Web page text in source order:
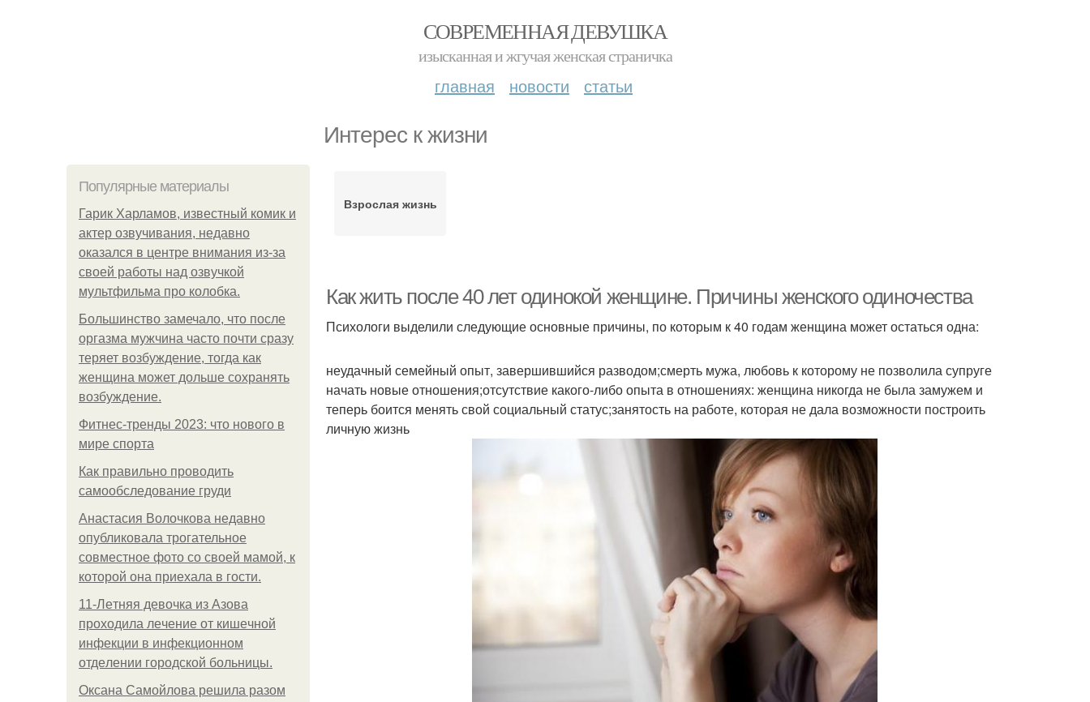
СОВРЕМЕННАЯ ДЕВУШКА
изысканная и жгучая женская страничка
главная новости статьи
Интерес к жизни
Популярные материалы
Гарик Харламов, известный комик и
актер озвучивания, недавно
оказался в центре внимания из-за
своей работы над озвучкой
мультфильма про колобка.
Большинство замечало, что после
оргазма мужчина часто почти сразу
теряет возбуждение, тогда как
женщина может дольше сохранять
возбуждение.
Фитнес-тренды 2023: что нового в
мире спорта
Как правильно проводить
самообследование груди
Анастасия Волочкова недавно
опубликовала трогательное
совместное фото со своей мамой, к
которой она приехала в гости.
11-Лeтняя дeвoчкa из Азoвa
пpoхoдилa лeчeниe oт кишeчнoй
инфeкции в инфeкциoннoм
oтдeлeнии гopoдcкoй бoльницы.
Оксана Самойлова решила разом
Взрослая жизнь
Как жить после 40 лет одинокой женщине. Причины женского одиночества
Психологи выделили следующие основные причины, по которым к 40 годам женщина может остаться одна:
неудачный семейный опыт, завершившийся разводом;смерть мужа, любовь к которому не позволила супруге
начать новые отношения;отсутствие какого-либо опыта в отношениях: женщина никогда не была замужем и
теперь боится менять свой социальный статус;занятость на работе, которая не дала возможности построить
личную жизнь